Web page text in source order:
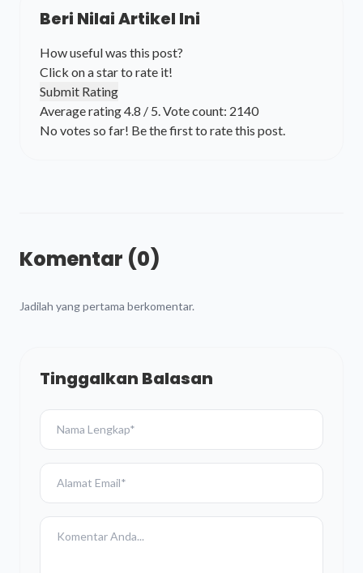
Beri Nilai Artikel Ini
How useful was this post?
Click on a star to rate it!
Submit Rating
Average rating4.8 / 5. Vote count: 2140
No votes so far! Be the first to rate this post.
Komentar (0)
Jadilah yang pertama berkomentar.
Tinggalkan Balasan